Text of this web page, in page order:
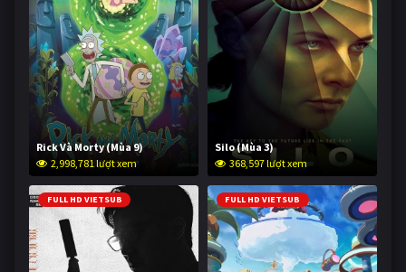
Rick Và Morty (Mùa 9)
2,998,781 lượt xem
Silo (Mùa 3)
368,597 lượt xem
FULL HD VIETSUB FULL HD VIETSUB